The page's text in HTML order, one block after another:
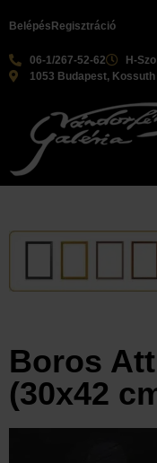
06-1/267-52-62
H-
1053 Budapest,
Belépés Regisztráció
Boros
(30x42